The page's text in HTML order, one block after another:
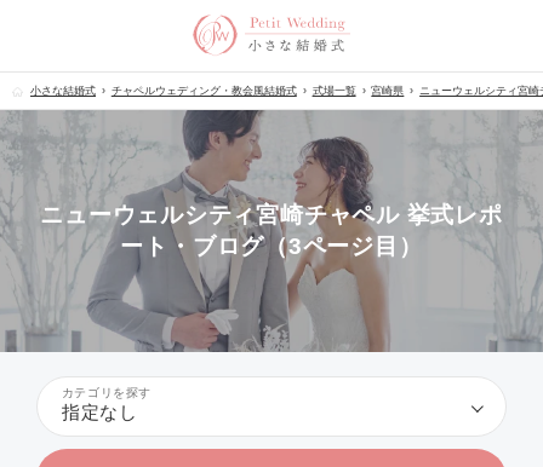
小さな結婚式 チャペルウェディング・教会風結婚式 式場一覧 宮崎県 ニューウェルシティ宮崎
ニューウェルシティ宮崎チャペル 挙式レポ
ート・ブログ（3ページ目）
カテゴリを探す
指定なし